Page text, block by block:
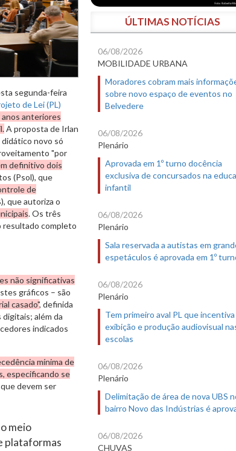
segunda-feira
de Lei (PL)
anteriores
A proposta de Irlan
novo só
"por
definitivo dois
(Psol), que
de
que autoriza o
. Os três
resultado completo
não significativas
gráficos – são
casado", definida
além da
indicados
mínima de
especificando se
devem ser
meio
plataformas
ÚLTIMAS NOTÍCIAS
06/08/2026
MOBILIDADE URBANA
Moradores cobram mais
sobre novo espaço de eventos no
Belvedere
06/08/2026
Plenário
Aprovada em 1º turno docência
exclusiva de concursados na
infantil
06/08/2026
Plenário
Sala reservada a autistas em
espetáculos é aprovada em 1º
06/08/2026
Plenário
Tem primeiro aval PL que incentiva
exibição e produção audiovisual
escolas
06/08/2026
Plenário
Delimitação de área de nova UBS
bairro Novo das Indústrias é
06/08/2026
CHUVAS